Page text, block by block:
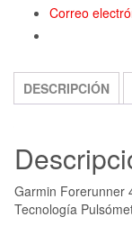
Correo
DESCRIPCIÓN
Garmin Forerunner
Tecnología